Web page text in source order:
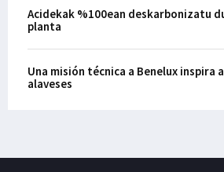
Acidekak %100ean deskarbonizatu
planta
Una misión técnica a Benelux inspira
alaveses